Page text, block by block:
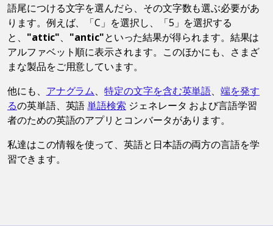
語尾につける文字を選んだら、その文字数も選ぶ必要があ
ります。例えば、「C」を選択し、「5」を選択する
と、 "attic"、 "antic"といった結果が得られます。結果は
アルファベット順に表示されます。このほかにも、さまざ
まな製品をご用意しています。
他にも、 アナグラム、特定の文字を含む英単語、端を発す
るの英単語、英語単語検索 ジェネレータ および言語学習
者のための英語のアプリとコンバータがあります。
私達はこの情報を使って、英語と日本語の両方の言語を学
習できます。